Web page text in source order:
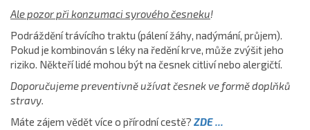
Ale pozor při konzumaci syrového česneku!
Podráždění trávícího traktu (pálení žáhy, nadýmání, průjem).
Pokud je kombinován s léky na ředění krve, může zvýšit jeho
riziko. Někteří lidé mohou být na česnek citliví nebo alergičtí.
Doporučujeme preventivně užívat česnek ve formě doplňků
stravy.
Máte zájem vědět více o přírodní cestě? ZDE ...